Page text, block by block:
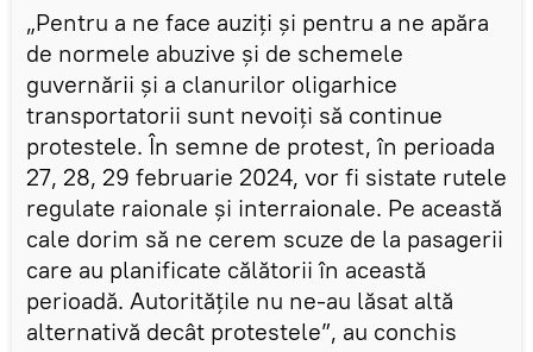
„Pentru a ne face auziți și pentru a ne apăra
de normele abuzive și de schemele
guvernării și a clanurilor oligarhice
transportatorii sunt nevoiți să continue
protestele. În semne de protest, în perioada
27, 28, 29 februarie 2024, vor fi sistate rutele
regulate raionale și interraionale. Pe această
cale dorim să ne cerem scuze de la pasagerii
care au planificate călătorii în această
perioadă. Autoritățile nu ne-au lăsat altă
alternativă decât protestele”, au conchis